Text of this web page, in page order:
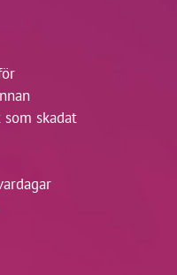
skadat